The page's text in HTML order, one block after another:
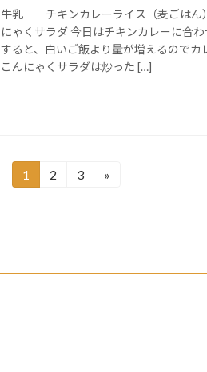
牛乳 チキンカレーライス（麦ごは
にゃくサラダ 今日はチキンカレーに合
すると、白いご飯より量が増えるのでカ
こんにゃくサラダは炒った […]
固
1
固
2
固
3 »